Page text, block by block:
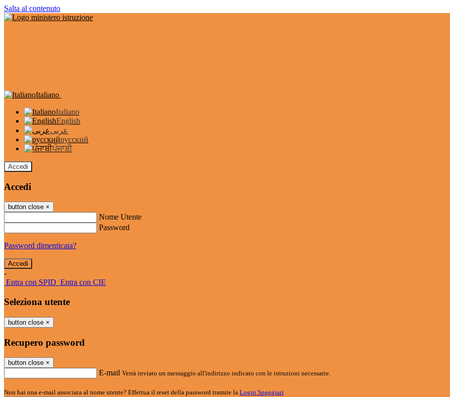
Salta al contenuto
Italiano
Italiano
English
عربى
русский
ਪੰਜਾਬੀ
Accedi
Accedi
button close ×
Nome Utente
Password
Password dimenticata?
-
Entra con SPID Entra con CIE
Seleziona utente
button close ×
Recupero password
button close ×
E-mail Verrà inviato un messaggio all'indirizzo indicato con le istruzioni necessarie.
Non hai una e-mail associata al nome utente? Effettua il reset della password tramite la Login Spaggiari